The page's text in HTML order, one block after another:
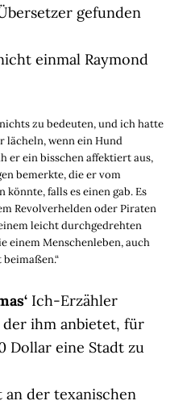
gefunden
einmal Raymond
zu bedeuten, und ich hatte
lächeln, wenn ein Hund
er ein bisschen affektiert aus,
bemerkte, die er vom
falls es einen gab. Es
Revolverhelden oder Piraten
leicht durchgedrehten
einem Menschenleben, auch
Ich-Erzähler
ihm anbietet, für
Dollar eine Stadt zu
an der texanischen